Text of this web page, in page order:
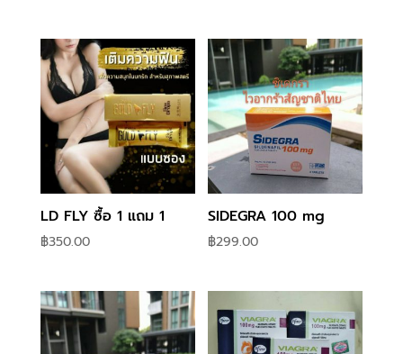
LD FLY ซื้อ 1 แถม 1
฿350.00
SIDEGRA 100 mg
฿299.00